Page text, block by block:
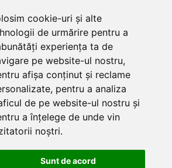
cookie-uri și alte
de urmărire pentru a
experiența ta de
pe website-ul nostru,
afișa conținut și reclame
pentru a analiza
de pe website-ul nostru și
a înțelege de unde vin
noștri.
Sunt de acord
Skate & longboard
Santa Cruz
Enuff Skateboards
Diverse
Cum aleg rolele
Cum aleg ochelarii
Ochelari de soare Oakley
Ochelari de soare Alpina
Intretinere manusi